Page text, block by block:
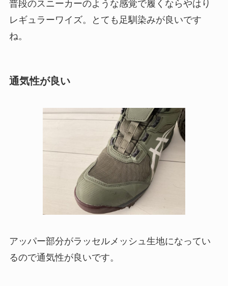
普段のスニーカーのような感覚で履くならやはり
レギュラーワイズ。とても足馴染みが良いです
ね。
通気性が良い
アッパー部分がラッセルメッシュ生地になってい
るので通気性が良いです。